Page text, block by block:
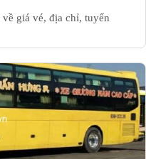
giá vé, địa chỉ, tuyến